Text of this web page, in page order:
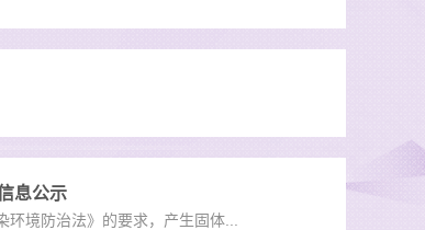
息公示
境防治法》的要求，产生固体...